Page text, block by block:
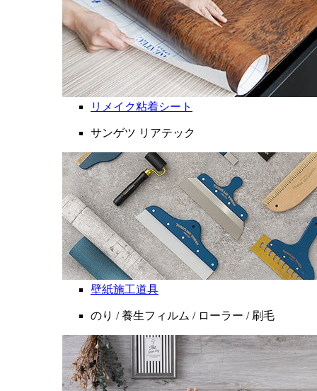
リメイク粘着シート
サンゲツ リアテック
壁紙施工道具
のり / 養生フィルム / ローラー / 刷毛